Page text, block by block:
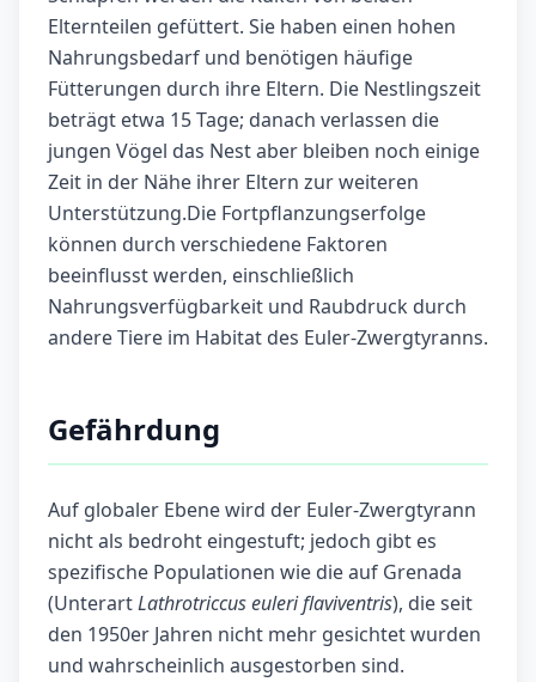
Elternteilen gefüttert. Sie haben einen hohen
Nahrungsbedarf und benötigen häufige
Fütterungen durch ihre Eltern. Die Nestlingszeit
beträgt etwa 15 Tage; danach verlassen die
jungen Vögel das Nest aber bleiben noch einige
Zeit in der Nähe ihrer Eltern zur weiteren
Unterstützung.Die Fortpflanzungserfolge
können durch verschiedene Faktoren
beeinflusst werden, einschließlich
Nahrungsverfügbarkeit und Raubdruck durch
andere Tiere im Habitat des Euler-Zwergtyranns.
Gefährdung
Auf globaler Ebene wird der Euler-Zwergtyrann
nicht als bedroht eingestuft; jedoch gibt es
spezifische Populationen wie die auf Grenada
(UnterartLathrotriccus euleri flaviventris), die seit
den 1950er Jahren nicht mehr gesichtet wurden
und wahrscheinlich ausgestorben sind.